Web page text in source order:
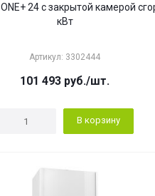
24 с закрытой камерой
кВт
Артикул: 3302444
101 493 руб./шт.
В корзину